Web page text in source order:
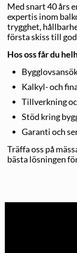
Med snart 40 års
expertis inom
trygghet,
första skiss till
Hos oss får du
Kalkyl- och
Tillverkning
Stöd kring
Garanti och
Träffa oss på
bästa lösningen